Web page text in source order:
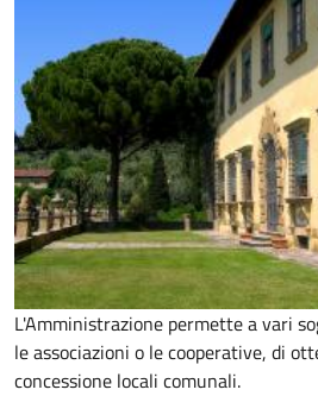
L'Amministrazione permette a vari
le associazioni o le cooperative, di
concessione locali comunali.